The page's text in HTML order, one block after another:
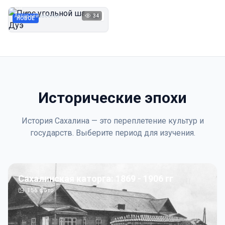
НОВОЕ 1923
Автор неизвестен 34
Исторические эпохи
История Сахалина — это переплетение культур и
государств. Выберите период для изучения.
Сахалинская каторга: 1869 - 1906 гг
156фото